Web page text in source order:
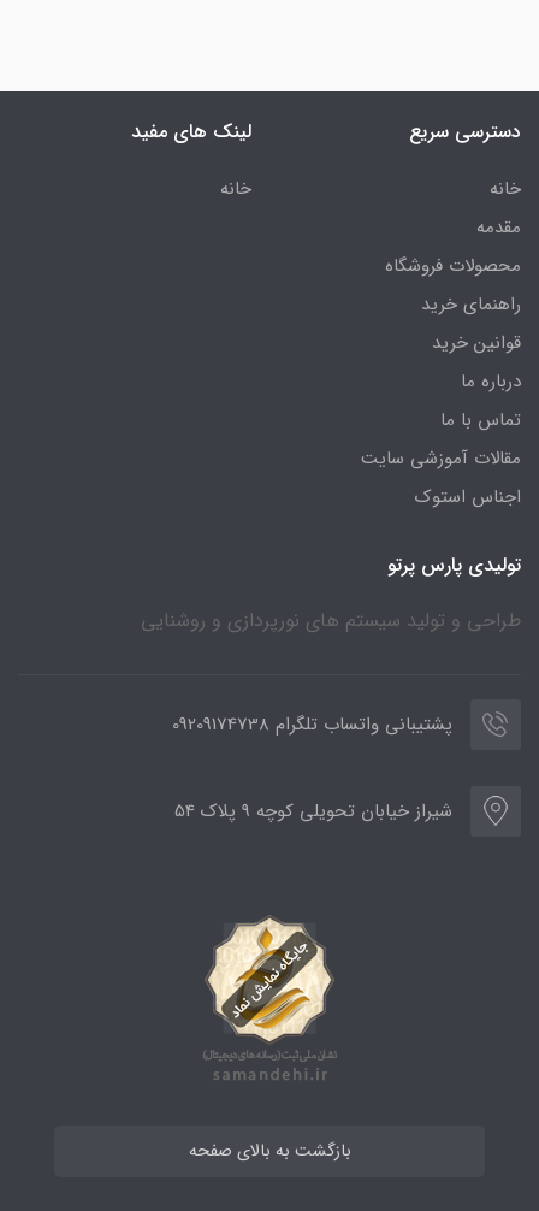
دسترسی سریع
خانه
مقدمه
محصولات فروشگاه
راهنمای خرید
قوانین خرید
درباره ما
تماس با ما
مقالات آموزشی سایت
اجناس استوک
لینک های مفید
خانه
تولیدی پارس پرتو
طراحی و تولید سیستم های نورپردازی و روشنایی
پشتیبانی واتساب تلگرام 09209174738
شیراز خیابان تحویلی کوچه 9 پلاک 54
بازگشت به بالای صفحه